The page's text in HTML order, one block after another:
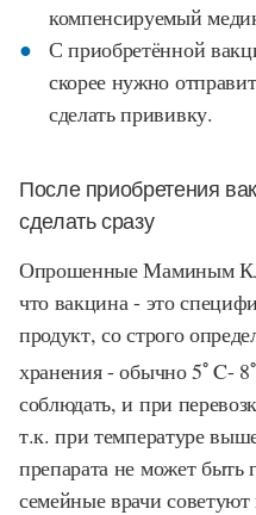
компенсируемый
С приобретённой
скорее нужно
сделать прививку.
После приобретения
сделать сразу
Опрошенные Маминым
что вакцина - это
продукт, со строго
хранения - обычно 5◦C- 8◦
соблюдать, и при
т.к. при температуре
препарата не может быть
семейные врачи